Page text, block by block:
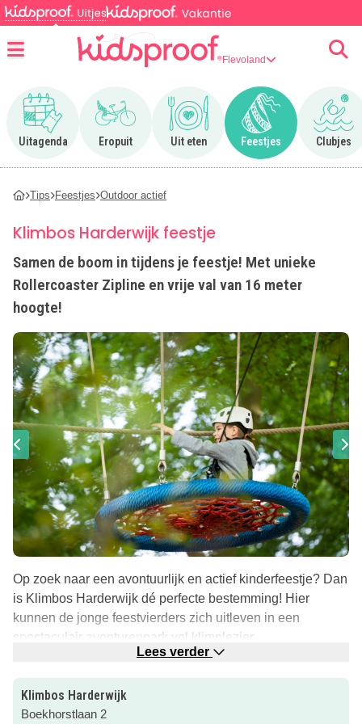
Flevoland
Uitagenda
Ga naar Uitagenda
Eropuit
Ga naar Eropuit
Uit eten
Ga naar Uit eten
Feestjes
Ga naar Feestjes
Clubjes
Ga
Tips Feestjes Outdoor actief
Klimbos Harderwijk feestje
Samen de boom in tijdens je feestje! Met unieke
Rollercoaster Zipline en vrije val van 16 meter
hoogte!
Op zoek naar een avontuurlijk en actief kinderfeestje? Dan
is Klimbos Harderwijk dé perfecte bestemming! Hier
kunnen de jonge feestvierders zich uitleven in een
spectaculair avonturenpark vol klimplezier.
parkeren is gratis. Met een kinderfeestje in biedt Klimbos
Harderwijk een unieke ervaring waarbij de kinderen zich
Lees verder
Klimbos Harderwijk
Boekhorstlaan 2